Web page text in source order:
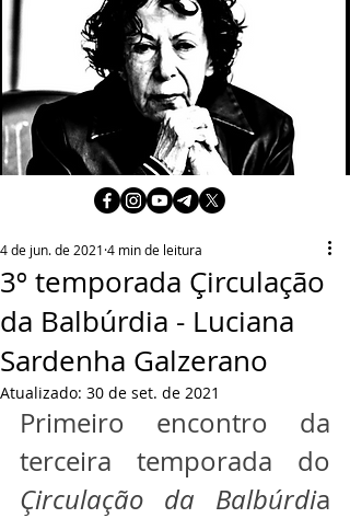
3º temporada Çirculação
da Balbúrdia - Luciana
Sardenha Galzerano
4 de jun. de 2021 4 min de leitura
Atualizado: 30 de set. de 2021
Primeiro encontro da
Çirculação da Balbúrdia